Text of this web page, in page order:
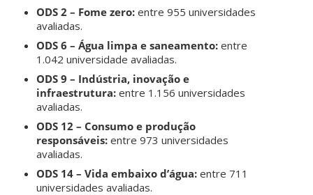
ODS 2 – Fome zero: entre 955 universidades
avaliadas.
ODS 6 – Água limpa e saneamento: entre
1.042 universidade avaliadas.
ODS 9 – Indústria, inovação e
infraestrutura: entre 1.156 universidades
avaliadas.
ODS 12 – Consumo e produção
responsáveis: entre 973 universidades
avaliadas.
ODS 14 – Vida embaixo d’água: entre 711
universidades avaliadas.